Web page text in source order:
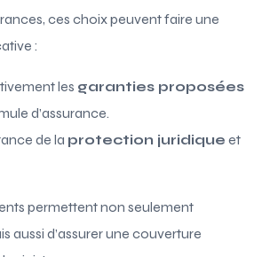
ces choix peuvent faire une
:
les garanties proposées
d’assurance.
de la protection juridique et
permettent non seulement
aussi d’assurer une couverture